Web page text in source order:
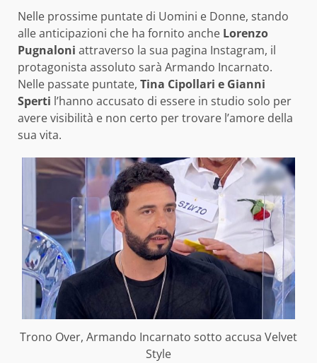
Nelle prossime puntate di Uomini e Donne, stando
alle anticipazioni che ha fornito anche Lorenzo
Pugnaloni attraverso la sua pagina Instagram, il
protagonista assoluto sarà Armando Incarnato.
Nelle passate puntate, Tina Cipollari e Gianni
Sperti l’hanno accusato di essere in studio solo per
avere visibilità e non certo per trovare l’amore della
sua vita.
Trono Over, Armando Incarnato sotto accusa Velvet
Style